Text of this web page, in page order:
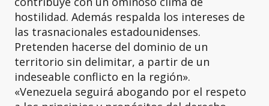
hostilidad. Además respalda los intereses de
las trasnacionales estadounidenses.
Pretenden hacerse del dominio de un
territorio sin delimitar, a partir de un
indeseable conflicto en la región».
«Venezuela seguirá abogando por el respeto